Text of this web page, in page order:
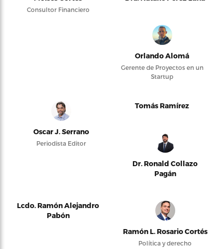
Consultor Financiero
Orlando Alomá
Gerente de Proyectos en un
Startup
Oscar J. Serrano
Periodista Editor
Tomás Ramírez
Dr. Ronald Collazo
Pagán
Lcdo. Ramón Alejandro
Pabón
Ramón L. Rosario Cortés
Política y derecho